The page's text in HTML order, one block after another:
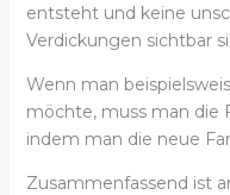
entsteht und keine
Verdickungen sichtbar
Wenn man
möchte, muss man die
indem man die neue
Zusammenfassend ist